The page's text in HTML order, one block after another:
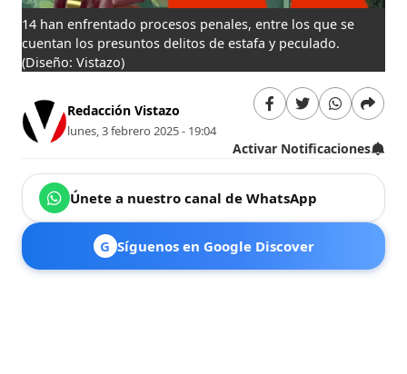
14 han enfrentado procesos penales, entre los que se
cuentan los presuntos delitos de estafa y peculado.
(Diseño: Vistazo)
Redacción Vistazo
lunes, 3 febrero 2025 - 19:04
Activar Notificaciones
Únete a nuestro canal de WhatsApp
G Síguenos en Google Discover